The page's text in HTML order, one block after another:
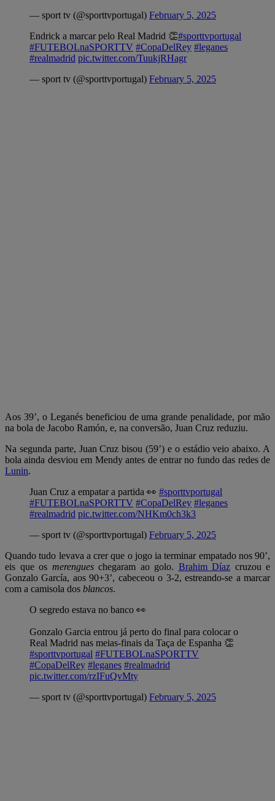
— sport tv (@sporttvportugal) February 5, 2025
Endrick a marcar pelo Real Madrid 👏#sporttvportugal
#FUTEBOLnaSPORTTV #CopaDelRey #leganes
#realmadrid pic.twitter.com/TuukjRHagr
— sport tv (@sporttvportugal) February 5, 2025
Aos 39’, o Leganés beneficiou de uma grande penalidade, por mão
na bola de Jacobo Ramón, e, na conversão, Juan Cruz reduziu.
Na segunda parte, Juan Cruz bisou (59’) e o estádio veio abaixo. A
bola ainda desviou em Mendy antes de entrar no fundo das redes de
Lunin.
Juan Cruz a empatar a partida 👀 #sporttvportugal
#FUTEBOLnaSPORTTV #CopaDelRey #leganes
#realmadrid pic.twitter.com/NHKm0ch3k3
— sport tv (@sporttvportugal) February 5, 2025
Quando tudo levava a crer que o jogo ia terminar empatado nos 90’,
eis que os merengues chegaram ao golo. Brahim Díaz cruzou e
Gonzalo García, aos 90+3’, cabeceou o 3-2, estreando-se a marcar
com a camisola dos blancos.
O segredo estava no banco 👀
Gonzalo Garcia entrou já perto do final para colocar o
Real Madrid nas meias-finais da Taça de Espanha 👏
#sporttvportugal #FUTEBOLnaSPORTTV
#CopaDelRey #leganes #realmadrid
pic.twitter.com/rzIFuQvMty
— sport tv (@sporttvportugal) February 5, 2025